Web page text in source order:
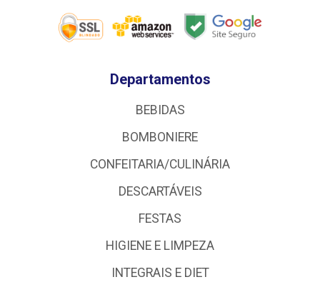
Departamentos
BEBIDAS
BOMBONIERE
CONFEITARIA/CULINÁRIA
DESCARTÁVEIS
FESTAS
HIGIENE E LIMPEZA
INTEGRAIS E DIET